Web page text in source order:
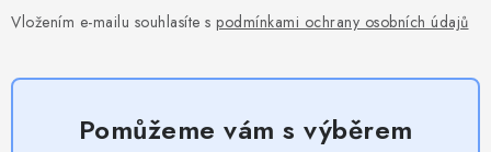
Vložením e-mailu souhlasíte s podmínkami ochrany osobních údajů
Pomůžeme vám s výběrem